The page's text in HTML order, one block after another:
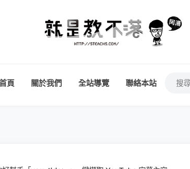
頁 關於我們 全站導覽 聯絡本站